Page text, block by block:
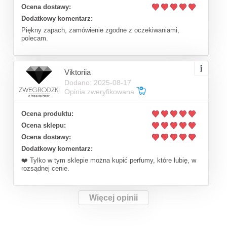
Ocena dostawy:
Dodatkowy komentarz:
Piękny zapach, zamówienie zgodne z oczekiwaniami,
polecam.
Viktoriia
Dodano: 2025-08-17
Opinia zweryfikowana
Ocena produktu:
Ocena sklepu:
Ocena dostawy:
Dodatkowy komentarz:
❤️ Tylko w tym sklepie można kupić perfumy, które lubię, w
rozsądnej cenie.
Więcej opinii